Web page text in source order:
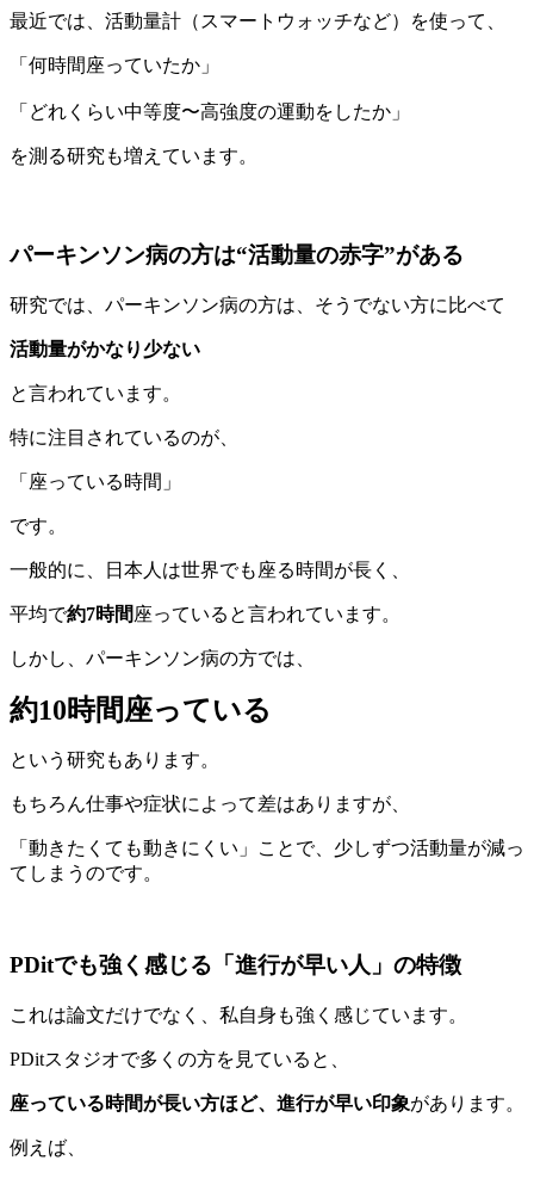
最近では、活動量計（スマートウォッチなど）を使って、
「何時間座っていたか」
「どれくらい中等度〜高強度の運動をしたか」
を測る研究も増えています。
パーキンソン病の方は“活動量の赤字”がある
研究では、パーキンソン病の方は、そうでない方に比べて
活動量がかなり少ない
と言われています。
特に注目されているのが、
「座っている時間」
です。
一般的に、日本人は世界でも座る時間が長く、
平均で約7時間 座っていると言われています。
しかし、パーキンソン病の方では、
約10時間座っている
という研究もあります。
もちろん仕事や症状によって差はありますが、
「動きたくても動きにくい」ことで、少しずつ活動量が減っ
てしまうのです。
PDitでも強く感じる「進行が早い人」の特徴
これは論文だけでなく、私自身も強く感じています。
PDitスタジオで多くの方を見ていると、
座っている時間が長い方ほど、進行が早い印象があります。
例えば、